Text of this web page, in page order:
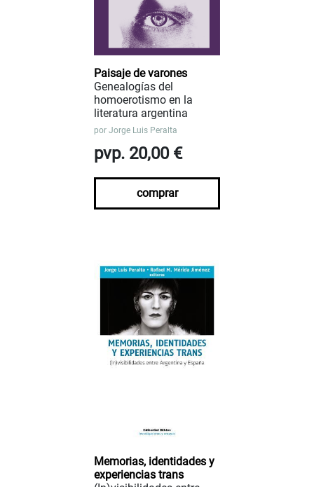
Paisaje de varones
Genealogías del
homoerotismo en la
literatura argentina
por Jorge Luis Peralta
pvp. 20,00 €
comprar
Memorias, identidades y
experiencias trans